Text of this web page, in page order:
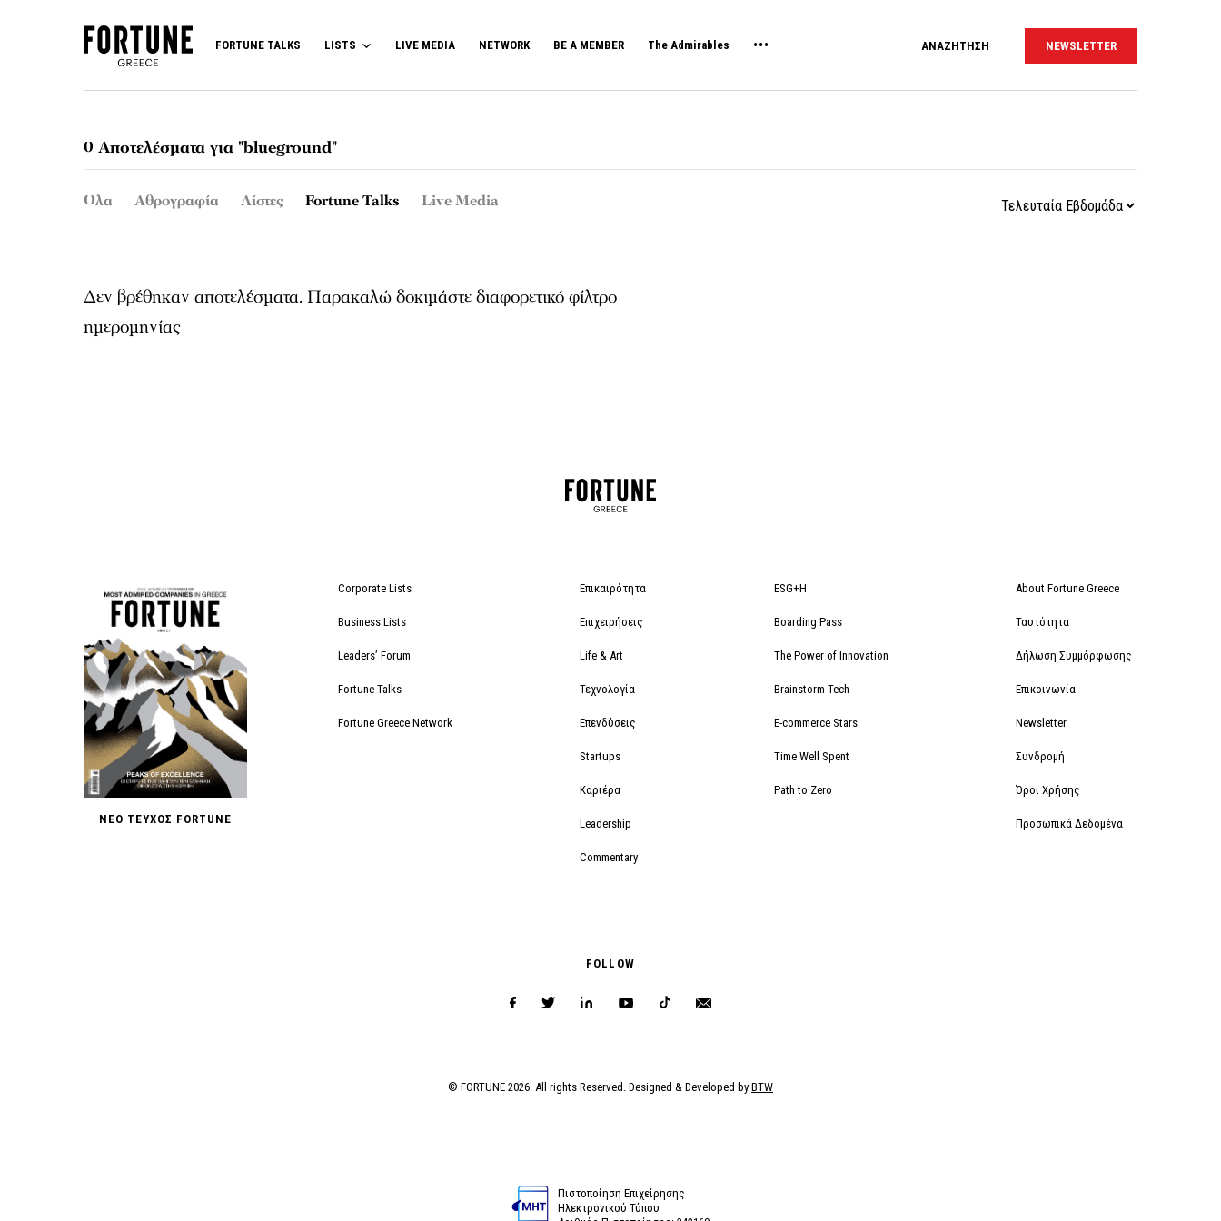
FORTUNE TALKS LISTS LIVE MEDIA NETWORK BE A MEMBER The Admirables ΑΝΑΖΗΤΗΣΗ NEWSLETTER
0 Αποτελέσματα για "blueground"
Όλα Αθρογραφία Λίστες Fortune Talks Live Media
Δεν βρέθηκαν αποτελέσματα. Παρακαλώ δοκιμάστε διαφορετικό φίλτρο
ημερομηνίας
ΝΕΟ ΤΕΥΧΟΣ FORTUNE
Corporate Lists
Business Lists
Leaders’ Forum
Fortune Talks
Fortune Greece Network
Επικαιρότητα
Επιχειρήσεις
Life & Art
Τεχνολογία
Επενδύσεις
Startups
Καριέρα
Leadership
Commentary
ESG+H
Boarding Pass
The Power of Innovation
Brainstorm Tech
E-commerce Stars
Time Well Spent
Path to Zero
About Fortune Greece
Ταυτότητα
Δήλωση Συμμόρφωσης
Επικοινωνία
Newsletter
Συνδρομή
Όροι Χρήσης
Προσωπικά Δεδομένα
FOLLOW
© FORTUNE 2026. All rights Reserved. Designed & Developed by BTW
Πιστοποίηση Επιχείρησης
Ηλεκτρονικού Τύπου